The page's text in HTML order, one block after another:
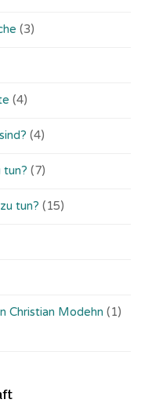
(3)
(4)
(4)
tun? (7)
tun? (15)
Christian Modehn (1)